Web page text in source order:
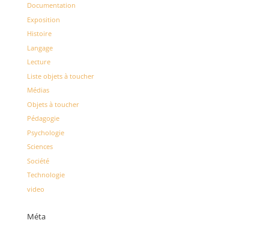
Documentation
Exposition
Histoire
Langage
Lecture
Liste objets à toucher
Médias
Objets à toucher
Pédagogie
Psychologie
Sciences
Société
Technologie
video
Méta